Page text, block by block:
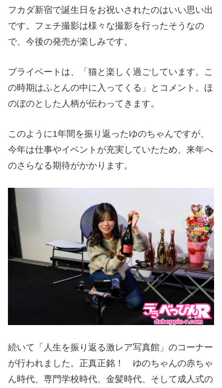
フカダ新宿で誕生日をお祝いされたのはいい思い出
です。フェチ撮影は様々な撮影を行ったそうなの
で、今後の発売が楽しみです。
プライベートは、「猫と楽しく過ごしています。こ
の時期はふとんの中に入ってくる」とコメント。ほ
のぼのとした人柄が伝わってきます。
このように1年間を振り返ったゆのちゃんですが、
今年は仕事やイベントが充実していたため、来年へ
のさらなる期待がかかります。
続いて「人生を振り返る激レア写真館」のコーナー
が行われました。正真正銘！ ゆのちゃんの赤ちゃ
ん時代、専門学校時代、金髪時代、そして成人式の